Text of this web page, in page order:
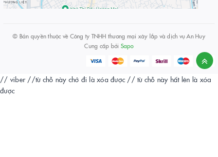
© Bản quyền thuộc về Công ty TNHH thương mại xây lắp và dịch vụ An Huy
Cung cấp bởi Sapo
// viber //từ chỗ này chở đi là xóa được // từ chỗ này hất lên là xóa
được